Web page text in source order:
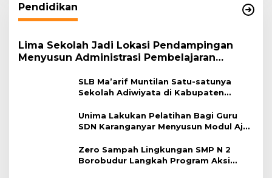
Pendidikan
Lima Sekolah Jadi Lokasi Pendampingan
Menyusun Administrasi Pembelajaran
SLB Ma’arif Muntilan Satu-satunya
Sekolah Adiwiyata di Kabupaten
Unima Lakukan Pelatihan Bagi Guru
SDN Karanganyar Menyusun Modul Ajar
Zero Sampah Lingkungan SMP N 2
Borobudur Langkah Program Aksi